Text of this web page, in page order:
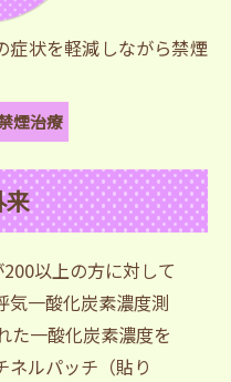
症状を軽減しながら禁煙
煙治療
来
以上の方に対して
気一酸化炭素濃度測
た一酸化炭素濃度を
ネルパッチ（貼り